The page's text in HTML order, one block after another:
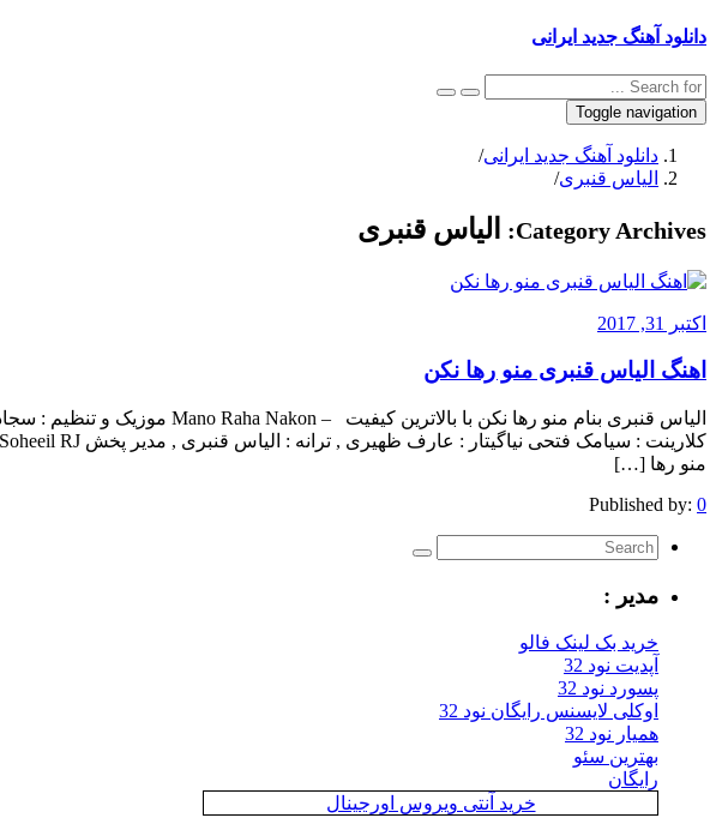
دانلود آهنگ جدید ایرانی
Toggle navigation
دانلود آهنگ جدید ایرانی/
الیاس قنبرى/
Category Archives: الیاس قنبرى
اکتبر 31, 2017
اهنگ الیاس قنبرى منو رها نکن
منو رها […]
Published by: 0
مدیر :
خرید بک لینک فالو
آپدیت نود 32
پسورد نود 32
اوکلی لایسنس رایگان نود 32
همیار نود 32
بهترین سئو
رایگان
خرید آنتی ویروس اورجینال